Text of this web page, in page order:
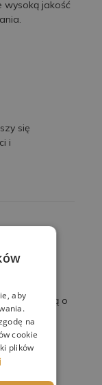
wysoką jakość
się
i
i dbałością o
naszych
aby
na
cookie
plików